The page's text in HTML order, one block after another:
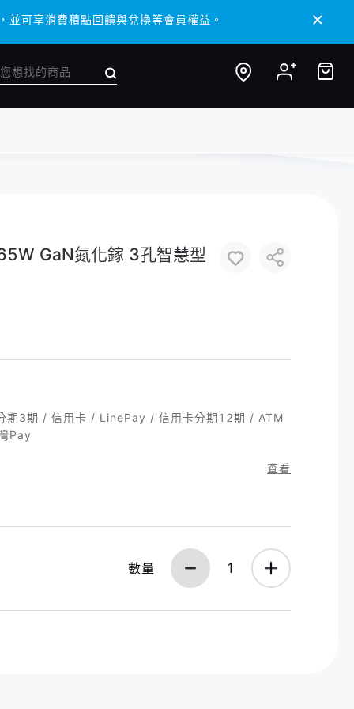
可享消費積點回饋與兌換等會員權益。
可享消費積點回饋與兌換等會員權益。
GaN氮化鎵 3孔智慧型
期3期 / 信用卡 / LinePay / 信用卡分期12期 / ATM
Pay
查看
數量 1